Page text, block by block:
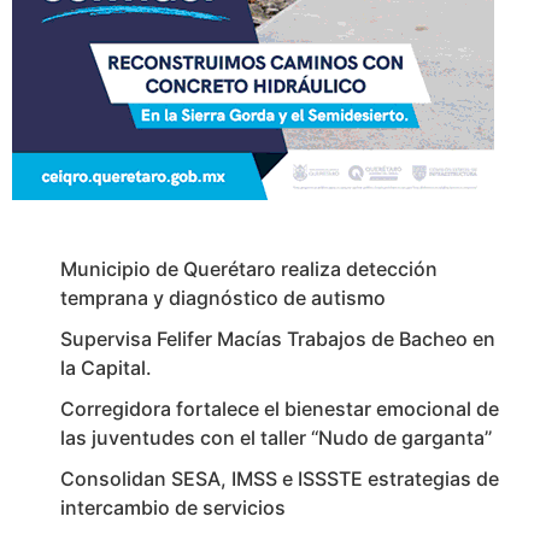
Municipio de Querétaro realiza detección
temprana y diagnóstico de autismo
Supervisa Felifer Macías Trabajos de Bacheo en
la Capital.
Corregidora fortalece el bienestar emocional de
las juventudes con el taller ‘‘Nudo de garganta’’
Consolidan SESA, IMSS e ISSSTE estrategias de
intercambio de servicios